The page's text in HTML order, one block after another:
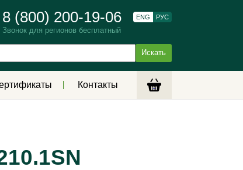
8 (800) 200-19-06
Звонок для регионов бесплатный
ENG РУС
Контакты